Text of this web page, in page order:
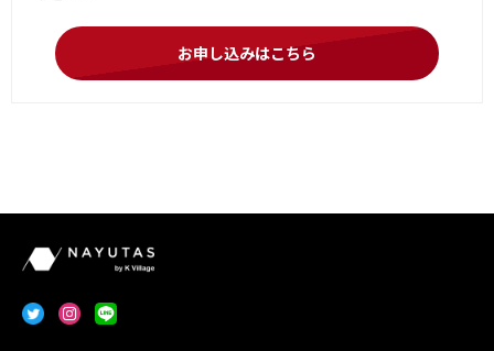
お申し込みはこちら